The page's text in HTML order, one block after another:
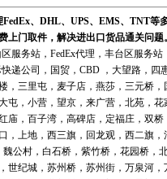
、DHL、UPS、EMS、TNT
上门取件，解决进出口货品通关问题
区服务站 ， FedEx代理 ， 丰台区服务站
递公司 ，国贸，CBD ，大望路，
，三里屯，麦子店，燕莎，三元桥
屯，小营，望京，来广营，北苑，
庙，百子湾，高碑店，定福庄，双
，上地，西三旗，回龙观，西二旗
公村，白石桥，紫竹桥，花园桥
世纪城，苏州桥，苏州街，万泉河